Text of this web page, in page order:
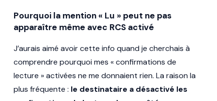
Pourquoi la mention « Lu » peut ne pas
apparaître même avec RCS activé
J’aurais aimé avoir cette info quand je cherchais à
comprendre pourquoi mes « confirmations de
lecture » activées ne me donnaient rien. La raison la
plus fréquente : le destinataire a désactivé les